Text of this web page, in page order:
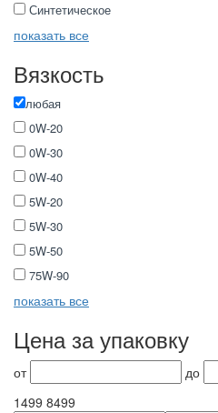
Синтетическое
показать все
Вязкость
любая
0W-20
0W-30
0W-40
5W-20
5W-30
5W-50
75W-90
показать все
Цена за упаковку
от до
1499 8499